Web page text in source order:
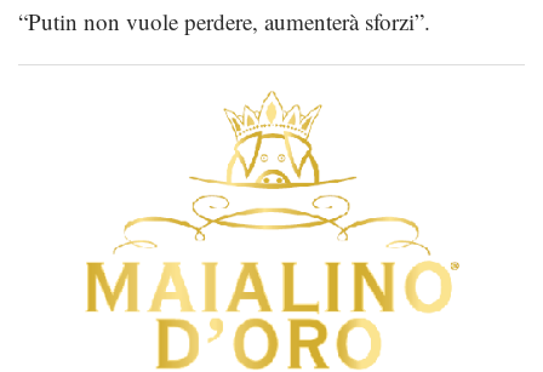
“Putin non vuole perdere, aumenterà sforzi”.